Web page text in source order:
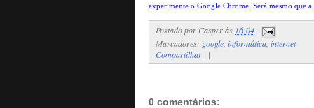
experimente o Google Chrome. Será mesmo que
Postado por Casperàs 16:04
Marcadores: google informática internet
Compartilhar | |
0 comentários: